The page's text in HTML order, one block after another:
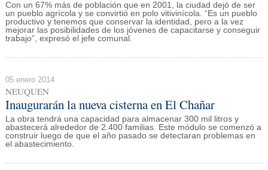
Con un 67% más de población que en 2001, la ciudad dejó de ser
un pueblo agrícola y se convirtió en polo vitivinícola. “Es un pueblo
productivo y tenemos que conservar la identidad, pero a la vez
mejorar las posibilidades de los jóvenes de capacitarse y conseguir
trabajo”, expresó el jefe comunal.
05 enero 2014
NEUQUEN
Inaugurarán la nueva cisterna en El Chañar
La obra tendrá una capacidad para almacenar 300 mil litros y
abastecerá alrededor de 2.400 familias. Este módulo se comenzó a
construir luego de que el año pasado se detectaran problemas en
el abastecimiento.